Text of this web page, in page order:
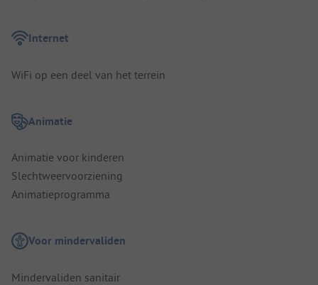
Internet
WiFi op een deel van het terrein
Animatie
Animatie voor kinderen
Slechtweervoorziening
Animatieprogramma
Voor mindervaliden
Mindervaliden sanitair